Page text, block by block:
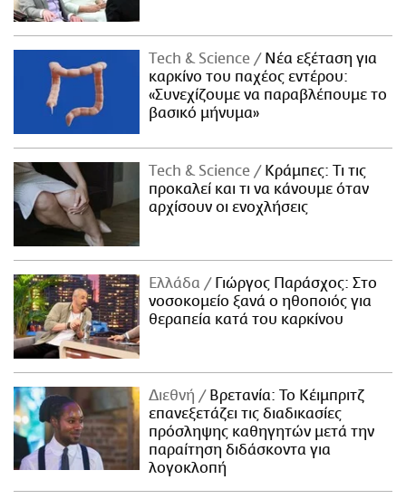
Τech & Science
Νέα εξέταση για
καρκίνο του παχέος εντέρου:
«Συνεχίζουμε να παραβλέπουμε το
βασικό μήνυμα»
Τech & Science
Κράμπες: Τι τις
προκαλεί και τι να κάνουμε όταν
αρχίσουν οι ενοχλήσεις
Ελλάδα
Γιώργος Παράσχος: Στο
νοσοκομείο ξανά ο ηθοποιός για
θεραπεία κατά του καρκίνου
Διεθνή
Βρετανία: Το Κέιμπριτζ
επανεξετάζει τις διαδικασίες
πρόσληψης καθηγητών μετά την
παραίτηση διδάσκοντα για
λογοκλοπή